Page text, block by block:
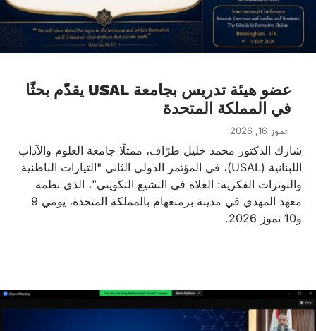
عضو هيئة تدريس بجامعة USAL يقدّم بحثًا
في المملكة المتحدة
تموز 16, 2026
شارك الدكتور محمد خليل طرّاف، ممثلًا جامعة العلوم والآداب
اللبنانية (USAL)، في المؤتمر الدولي الثاني "التيارات الباطنية
والتوترات الفكرية: الغلاة في التشيع التكويني"، الذي نظمه
معهد المهدي في مدينة برمنغهام بالمملكة المتحدة، يومي 9
و10 تموز 2026.